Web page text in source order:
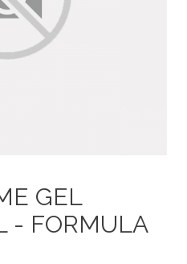
GEL
- FORMULA